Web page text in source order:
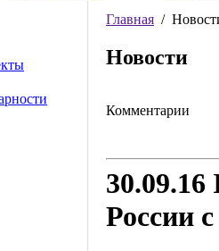
Главная /
Новости
Комментарии
30.09.16
России